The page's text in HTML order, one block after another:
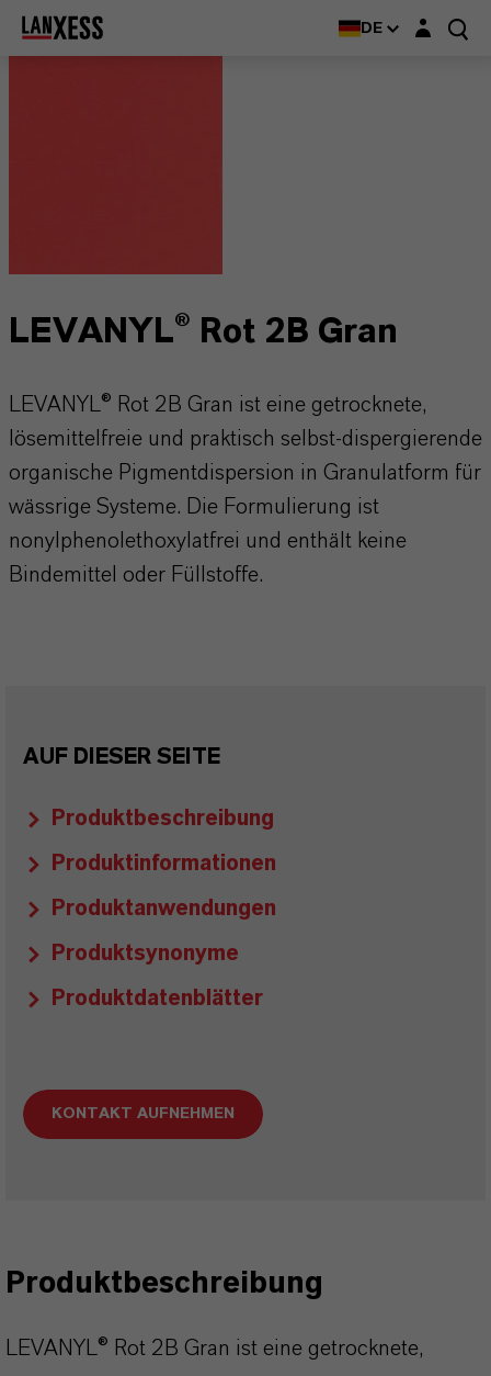
DE Login-Maske
LEVANYL® Rot 2B Gran
LEVANYL® Rot 2B Gran ist eine getrocknete,
lösemittelfreie und praktisch selbst-dispergierende
organische Pigmentdispersion in Granulatform für
wässrige Systeme. Die Formulierung ist
nonylphenolethoxylatfrei und enthält keine
Bindemittel oder Füllstoffe.
AUF DIESER SEITE
Produktbeschreibung
Produktinformationen
Produktanwendungen
Produktsynonyme
Produktdatenblätter
KONTAKT AUFNEHMEN
Produktbeschreibung
LEVANYL® Rot 2B Gran ist eine getrocknete,